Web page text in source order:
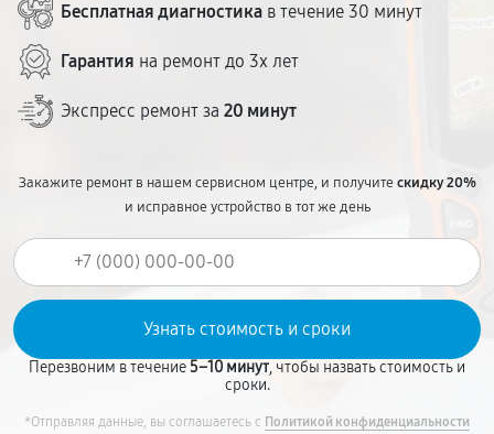
Бесплатная диагностика в течение 30 минут
Гарантия на ремонт до 3х лет
Экспресс ремонт за 20 минут
Закажите ремонт в нашем сервисном центре, и получитескидку 20%
и исправное устройство в тот же день
Перезвоним в течение5–10 минут, чтобы назвать стоимость и
сроки.
*Отправляя данные, вы соглашаетесь с Политикой конфиденциальности